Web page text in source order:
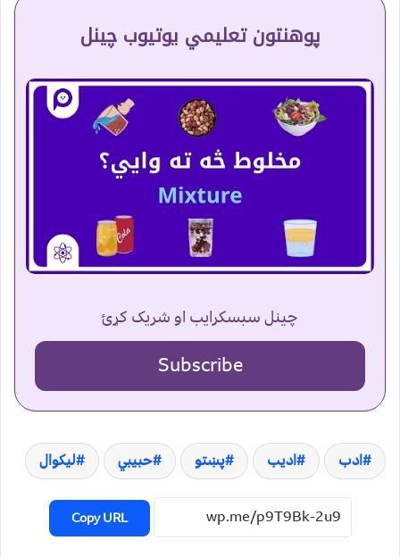
پوهنتون تعلیمي یوتیوب چینل
چینل سبسکرایب او شریک کړئ
Subscribe
ادب ادیب پښتو حبیبي لیکوال
Copy URL